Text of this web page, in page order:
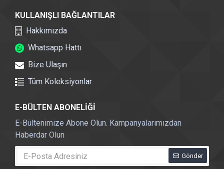
KULLANIŞLI BAĞLANTILAR
Hakkımızda
Whatsapp Hattı
Bize Ulaşın
Tüm Koleksiyonlar
E-BÜLTEN ABONELİĞİ
E-Bültenimize Abone Olun. Kampanyalarımızdan
Haberdar Olun
Gönder